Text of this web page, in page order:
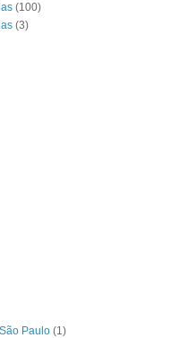
(100)
(3)
Paulo (1)